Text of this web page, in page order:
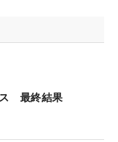
前週のレギュラ
トレディス」
ス 最終結果